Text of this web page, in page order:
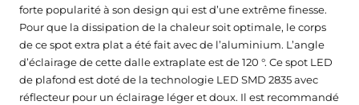
forte popularité à son design qui est d’une extrême finesse.
Pour que la dissipation de la chaleur soit optimale, le corps
de ce spot extra plat a été fait avec de l’aluminium. L’angle
d’éclairage de cette dalle extraplate est de 120 °. Ce spot LED
de plafond est doté de la technologie LED SMD 2835 avec
réflecteur pour un éclairage léger et doux. Il est recommandé